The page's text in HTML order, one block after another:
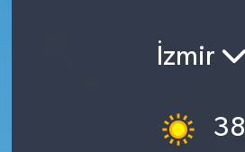
İzmir
38
KÜLTÜR - SANAT